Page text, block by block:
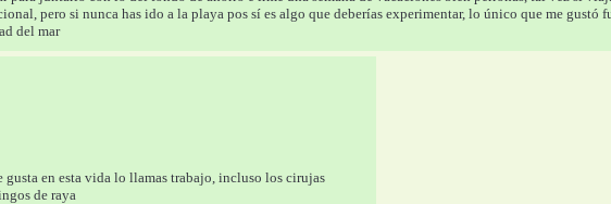
pero si nunca has ido a la playa pos sí es algo que deberías experimentar, lo único que me gustó
del mar
gusta en esta vida lo llamas trabajo, incluso los cirujas
de raya